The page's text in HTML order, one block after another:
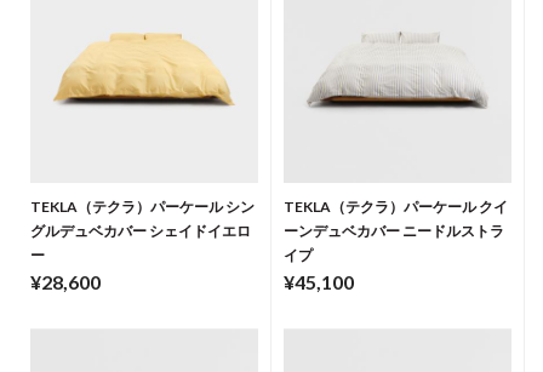
TEKLA（テクラ）パーケール シン
グルデュベカバー シェイドイエロ
ー
¥28,600
TEKLA（テクラ）パーケール クイ
ーンデュベカバー ニードルストラ
イプ
¥45,100